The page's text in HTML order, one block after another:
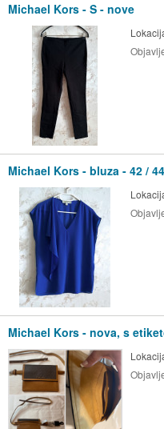
Michael Kors - S - nove
Michael Kors - bluza - 42 / 44
Michael Kors - nova, s